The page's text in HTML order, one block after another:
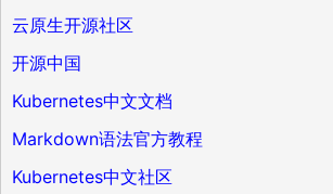
云原生开源社区
开源中国
Kubernetes中文文档
Markdown语法官方教程
Kubernetes中文社区